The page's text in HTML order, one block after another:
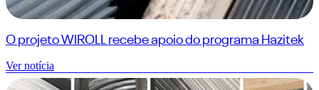
O projeto WIROLL recebe apoio do programa Hazitek
Ver notícia